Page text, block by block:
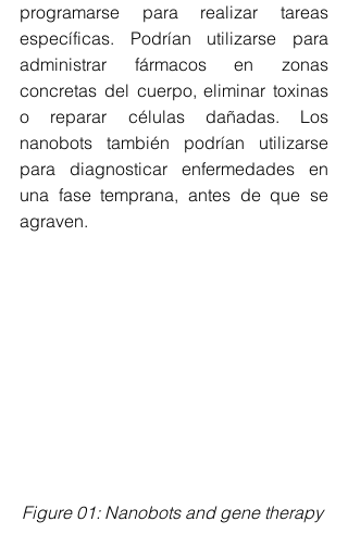
programarse para realizar tareas
específicas. Podrían utilizarse para
administrar fármacos en zonas
concretas del cuerpo, eliminar toxinas
o reparar células dañadas. Los
nanobots también podrían utilizarse
para diagnosticar enfermedades en
una fase temprana, antes de que se
agraven.
Figure 01: Nanobots and gene therapy